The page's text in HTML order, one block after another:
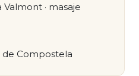
· masaje
de Compostela